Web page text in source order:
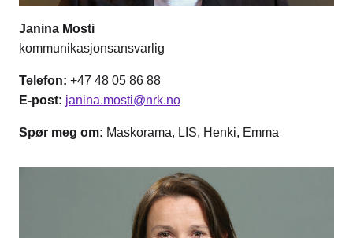
Janina Mosti
kommunikasjonsansvarlig
Telefon: +47 48 05 86 88
E-post: janina.mosti@nrk.no
Spør meg om: Maskorama, LIS, Henki, Emma